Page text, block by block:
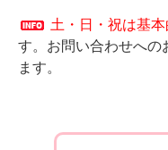
土・日・祝は基
す。お問い合わせへの
ます。